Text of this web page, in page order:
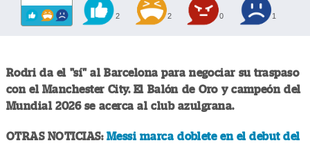
2 2 0 1
Rodri da el "sí" al Barcelona para negociar su traspaso
con el Manchester City. El Balón de Oro y campeón del
Mundial 2026 se acerca al club azulgrana.
OTRAS NOTICIAS: Messi marca doblete en el debut del